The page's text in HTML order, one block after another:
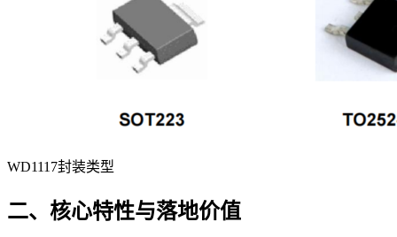
WD1117封装类型
二、核心特性与落地价值